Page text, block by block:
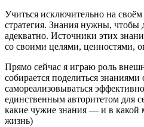
Учиться исключительно на
стратегия. Знания нужны, чтобы
адекватно. Источники этих
со своими целями, ценностями,
Прямо сейчас я играю роль
собирается поделиться знаниями
самореализовываться
единственным авторитетом для
какие чужие знания — и в
жизнь)